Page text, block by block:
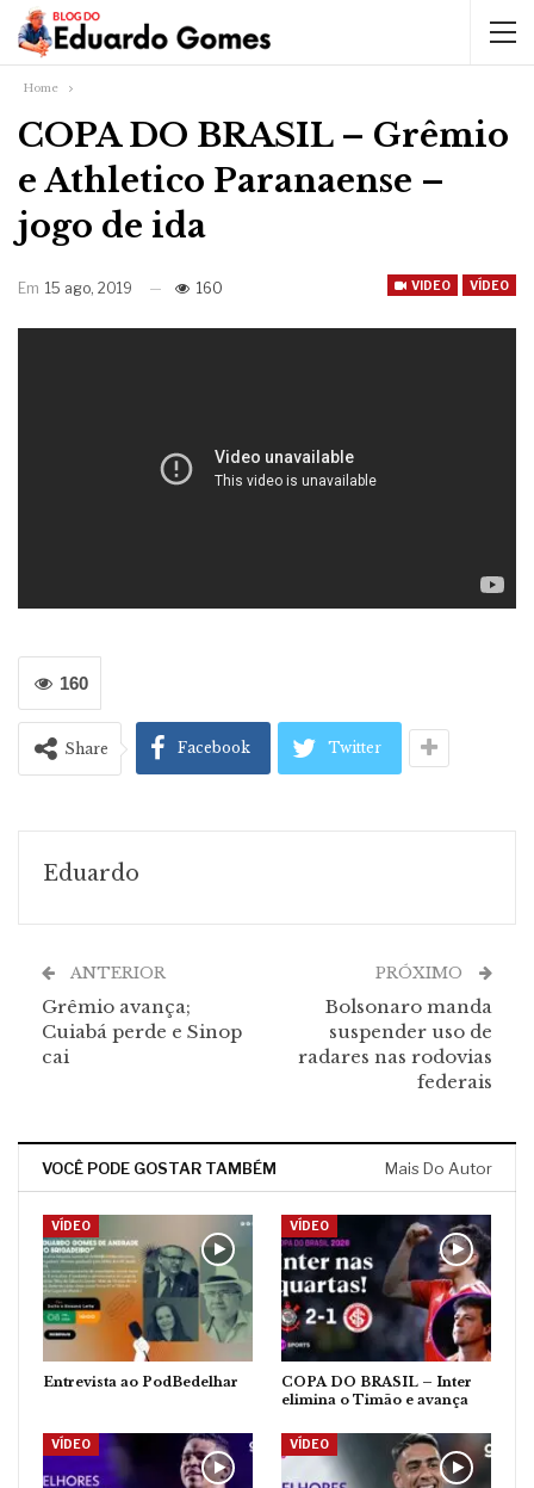
Home
COPA DO BRASIL – Grêmio
e Athletico Paranaense –
jogo de ida
VIDEO VÍDEO
Em 15 ago, 2019 160
160
Share Facebook Twitter
Eduardo
ANTERIOR
Grêmio avança;
Cuiabá perde e Sinop
cai
PRÓXIMO
Bolsonaro manda
suspender uso de
radares nas rodovias
federais
VOCÊ PODE GOSTAR TAMBÉM Mais Do Autor
VÍDEO
Entrevista ao PodBedelhar
VÍDEO
COPA DO BRASIL – Inter
elimina o Timão e avança
VÍDEO VÍDEO